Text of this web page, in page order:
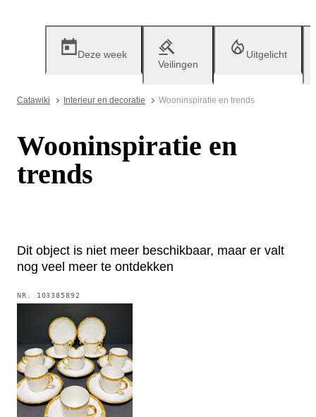
Deze week
Veilingen
Uitgelicht
Catawiki Interieur en decoratie Wooninspiratie en trends
Wooninspiratie en
trends
Dit object is niet meer beschikbaar, maar er valt
nog veel meer te ontdekken
NR. 103385892